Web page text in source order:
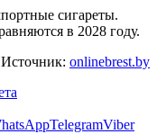
сигареты.
в 2028 году.
Источник: onlinebrest.by
TelegramViber